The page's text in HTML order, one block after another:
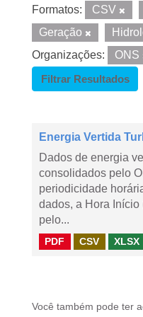
Formatos: CSV
Geração
Organizações:
ONS
Filtrar Resultados
Energia Vertida
Dados de energia
consolidados pelo
periodicidade
dados, a Hora Início
pelo...
PDF CSV XLSX
Você também pode ter